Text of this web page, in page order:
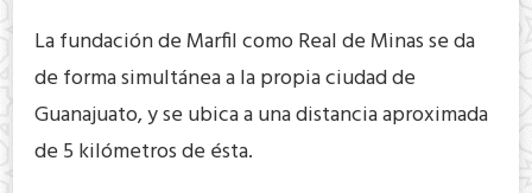
La fundación de Marfil como Real de Minas se da
de forma simultánea a la propia ciudad de
Guanajuato, y se ubica a una distancia aproximada
de 5 kilómetros de ésta.